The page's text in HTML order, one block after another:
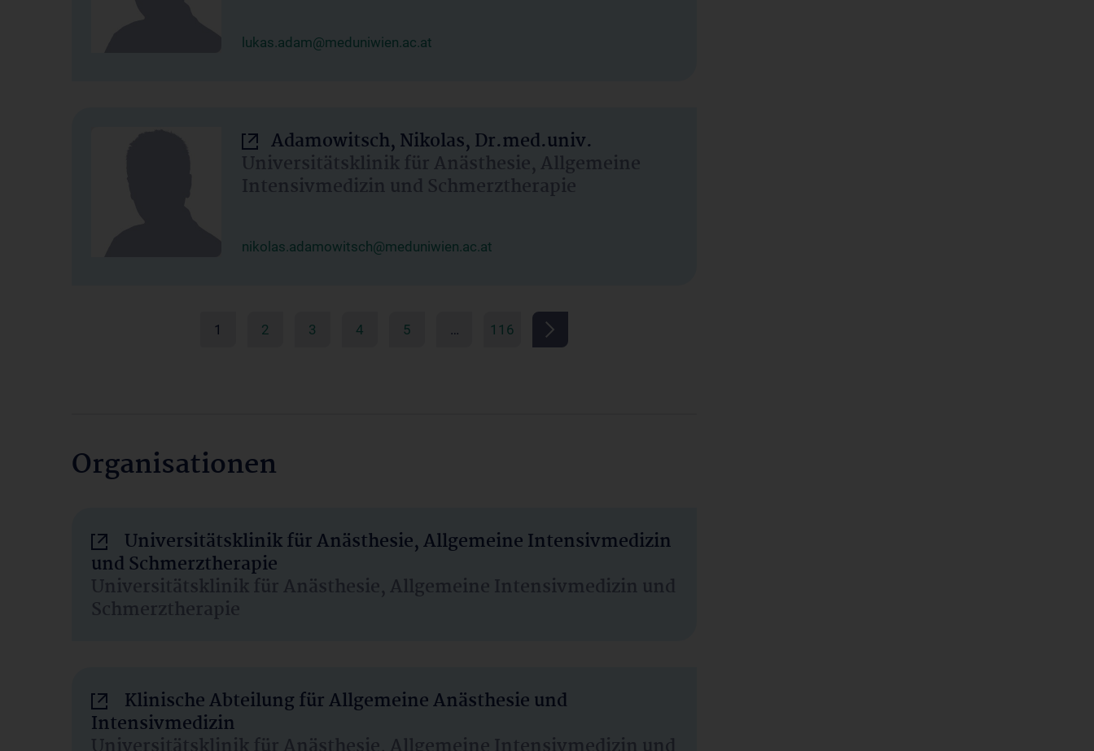
lukas.adam@meduniwien.ac.at
Adamowitsch, Nikolas, Dr.med.univ.
Universitätsklinik für Anästhesie, Allgemeine
Intensivmedizin und Schmerztherapie
nikolas.adamowitsch@meduniwien.ac.at
1 2 3 4 5 … 116
Organisationen
Universitätsklinik für Anästhesie, Allgemeine Intensivmedizin
und Schmerztherapie
Universitätsklinik für Anästhesie, Allgemeine Intensivmedizin und
Schmerztherapie
Klinische Abteilung für Allgemeine Anästhesie und
Intensivmedizin